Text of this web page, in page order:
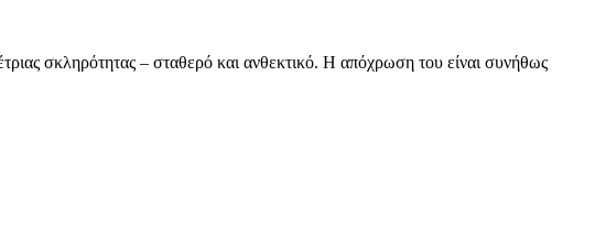
σκληρότητας – σταθερό και ανθεκτικό. Η απόχρωση του είναι συνήθως